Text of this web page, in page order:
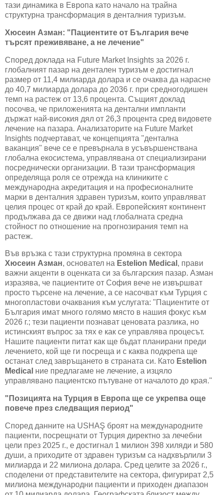
тази динамика в Европа като начало на трайна
структурна трансформация в денталния туризъм.
Хюсеин Азман: " Пациентите от България вече
търсят преживяване, а не лечение"
Според доклада на Future Market Insights за 2026 г.
глобалният пазар на дентален туризъм е достигнал
размер от 11,4 милиарда долара и се очаква да нарасне
до 40,7 милиарда долара до 2036 г. при средногодишен
темп на растеж от 13,6 процента. Същият доклад
посочва, че приложенията на дентални импланти
държат най-високия дял от 26,3 процента сред видовете
лечение на пазара. Анализаторите на Future Market
Insights подчертават, че концепцията "дентална
ваканция" вече се е превърнала в усъвършенствана
глобална екосистема, управлявана от специализирани
посреднически организации. В тази трансформация
определяща роля се отрежда на клиниките с
международна акредитация и на професионалните
марки в денталния здравен туризъм, които управляват
целия процес от край до край. Европейският континент
продължава да се движи над глобалната средна
стойност по отношение на прогнозирания темп на
растеж.
Във връзка с тази структурна промяна в сектора
Хюсеин Азман, основател на Estelion Medical , прави
важни акценти в оценката си за българския пазар. Азман
изразява, че пациентите от София вече не извършват
просто търсене на лечение, а се насочват към Турция с
многопластови очаквания към услугата: " Пациентите от
България имат много голямо място в нашия фокус към
2026 г.; тези пациенти познават ценовата разлика, но
истинският въпрос за тях е как се управлява процесът.
Нашите пациенти питат как ще бъдат планирани преди
лечението, кой ще ги посреща и с каква подкрепа ще
останат след завръщането в страната си. Като Estelion
Medical ние предлагаме не лечение, а изцяло
управлявано пациентско пътуване от началото до края."
" Позицията на Турция в Европа ще се укрепва още
повече през следващия период"
Според данните на USHAŞ броят на международните
пациенти, посрещнати от Турция директно за лечебни
цели през 2025 г., е достигнал 1 милион 398 хиляди и 580
души, а приходите от здравен туризъм са надхвърлили 3
милиарда и 22 милиона долара. Сред целите за 2026 г.,
споделени от представителите на сектора, фигурират 2,5
милиона международни пациенти и приходен диапазон